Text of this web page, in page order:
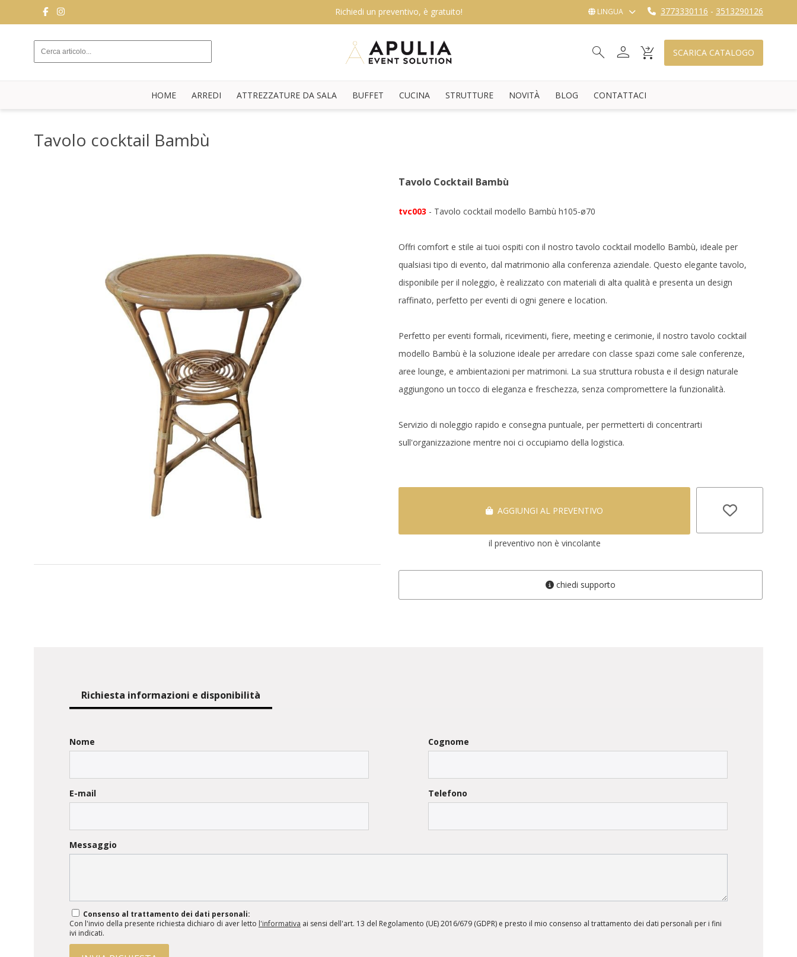
ARREDI
3773330116 - 3513290126
LINGUA
Richiedi un preventivo, è gratuito!
search person shopping_cart_checkout SCARICA CATALOGO
HOME ARREDI ATTREZZATURE DA SALA BUFFET CUCINA STRUTTURE NOVITÀ BLOG CONTATTACI
Tavolo cocktail Bambù
Tavolo Cocktail Bambù
tvc003 - Tavolo cocktail modello Bambù h105-ø70
Offri comfort e stile ai tuoi ospiti con il nostro tavolo cocktail modello Bambù, ideale per
qualsiasi tipo di evento, dal matrimonio alla conferenza aziendale. Questo elegante tavolo,
disponibile per il noleggio, è realizzato con materiali di alta qualità e presenta un design
raffinato, perfetto per eventi di ogni genere e location.
Perfetto per eventi formali, ricevimenti, fiere, meeting e cerimonie, il nostro tavolo cocktail
modello Bambù è la soluzione ideale per arredare con classe spazi come sale conferenze,
aree lounge, e ambientazioni per matrimoni. La sua struttura robusta e il design naturale
aggiungono un tocco di eleganza e freschezza, senza compromettere la funzionalità.
Servizio di noleggio rapido e consegna puntuale, per permetterti di concentrarti
sull'organizzazione mentre noi ci occupiamo della logistica.
AGGIUNGI AL PREVENTIVO
il preventivo non è vincolante
chiedi supporto
Richiesta informazioni e disponibilità
Nome Cognome
E-mail Telefono
Messaggio
Consenso al trattamento dei dati personali:
Con l'invio della presente richiesta dichiaro di aver letto l'informativa ai sensi dell'art. 13 del Regolamento (UE) 2016/679 (GDPR) e presto il mio consenso al trattamento dei dati personali per i fini
ivi indicati.